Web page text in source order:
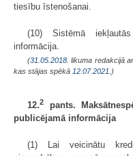
tiesību īstenošanai.
(10) Sistēmā
informācija.
(31.05.2018 . likuma redakcijā
kas stājas spēkā 12.07.2021. )
12.2
pants.
publicējamā informācija
(1) Lai veicinātu